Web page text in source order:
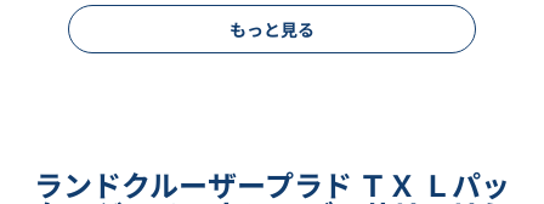
もっと見る
ランドクルーザープラド ＴＸ Ｌパッ